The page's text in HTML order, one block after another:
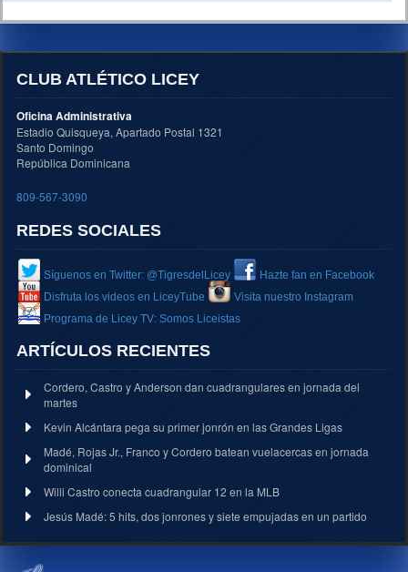
CLUB ATLÉTICO LICEY
Oficina Administrativa
Estadio Quisqueya, Apartado Postal 1321
Santo Domingo
República Dominicana
809-567-3090
REDES SOCIALES
Síguenos en Twitter: @TigresdelLicey
Hazte fan en Facebook
Disfruta los videos en LiceyTube
Visita nuestro Instagram
Programa de Licey TV: Somos Liceistas
ARTÍCULOS RECIENTES
Cordero, Castro y Anderson dan cuadrangulares en jornada del
martes
Kevin Alcántara pega su primer jonrón en las Grandes Ligas
Madé, Rojas Jr., Franco y Cordero batean vuelacercas en jornada
dominical
Willi Castro conecta cuadrangular 12 en la MLB
Jesús Madé: 5 hits, dos jonrones y siete empujadas en un partido